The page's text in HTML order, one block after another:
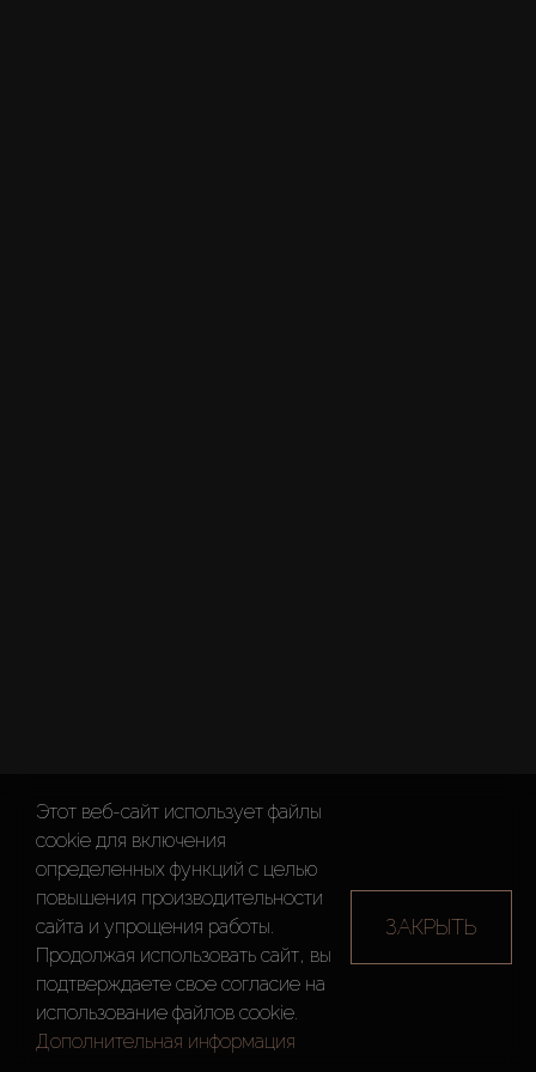
Этот веб-сайт использует файлы
cookie для включения
определенных функций c целью
повышения производительности
сайта и упрощения работы.
Продолжая использовать сайт, вы
подтверждаете свое согласие на
использование файлов cookie.
Дополнительная информация
ЗАКРЫТЬ